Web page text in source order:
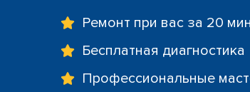
Ремонт при вас за 20
Бесплатная диагностика
Профессиональные